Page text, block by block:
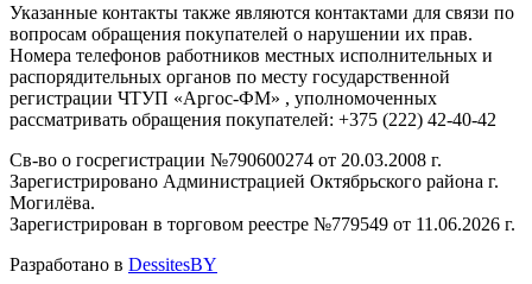
Указанные контакты также являются контактами для связи по
вопросам обращения покупателей о нарушении их прав.
Номера телефонов работников местных исполнительных и
распорядительных органов по месту государственной
регистрации ЧТУП «Аргос-ФМ» , уполномоченных
рассматривать обращения покупателей: +375 (222) 42-40-42
Св-во о госрегистрации №790600274 от 20.03.2008 г.
Зарегистрировано Администрацией Октябрьского района г.
Могилёва.
Зарегистрирован в торговом реестре №779549 от 11.06.2026 г.
Разработано в DessitesBY